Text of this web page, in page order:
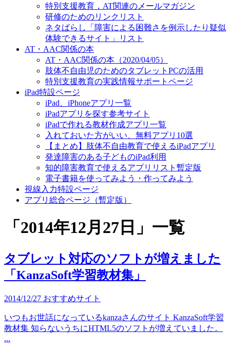
特別支援教育，AT関連のメールマガジン
研修のためのリンクリスト
ネタばらし「障害による困難さを例示したり疑似
体験できるサイト」リスト
AT・AAC関係の本
AT・AAC関係の本（2020/04/05）
肢体不自由児のためのタブレットPCの活用
特別支援教育の実践情報サポートページ
iPad特設ページ
iPad、iPhoneアプリ一覧
iPadアプリを探す参考サイト
iPadで作れる教材作成アプリ一覧
入れておいた方がいい、無料アプリ10選
【まとめ】肢体不自由教育で使えるiPadアプリ
発達障害のある子どものiPad利用
知的障害教育で使えるアプリリスト暫定版
電子書籍を使ってみよう・作ってみよう
視線入力特設ページ
アプリ総合ページ（暫定版）
「 2014年12月27日 」 一覧
タブレット対応のソフトが増えました
「KanzaSoft学習教材集」
2014/12/27 おすすめサイト
いつもお世話になっているkanzaさんのサイト KanzaSoft学習
教材集 知らないうちにHTML5のソフトが増えていました。
...